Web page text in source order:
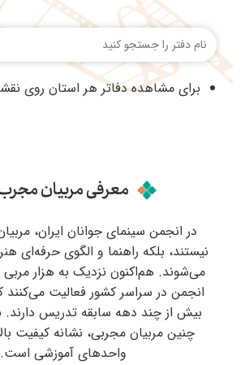
برای مشاهده دفاتر هر استان روی
معرفی مربیان
در انجمن سینمای جوانان ایران،
نیستند، بلکه راهنما و الگوی حرفه‌ای
انجمن در سراسر کشور فعالیت می‌کنند
بیش از چند دهه سابقه تدریس
چنین مربیان مجربی، نشانه کیفیت
واحدهای آموزشی است.